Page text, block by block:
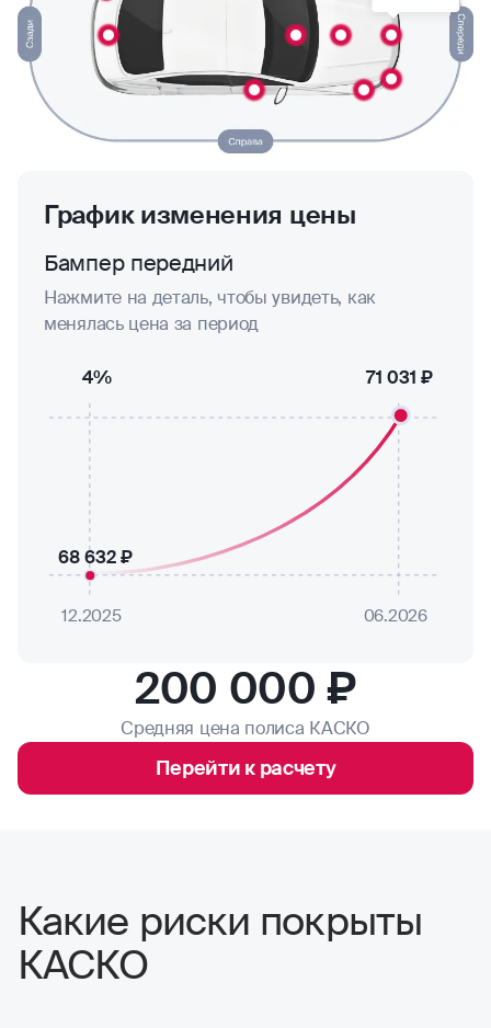
График изменения цены
Бампер передний
Нажмите на деталь, чтобы увидеть, как
менялась цена за период
12.2025 06.2026
68 632 ₽
71 031 ₽
4%
200 000 ₽
Средняя цена полиса КАСКО
Перейти к расчету
Какие риски покрыты
КАСКО